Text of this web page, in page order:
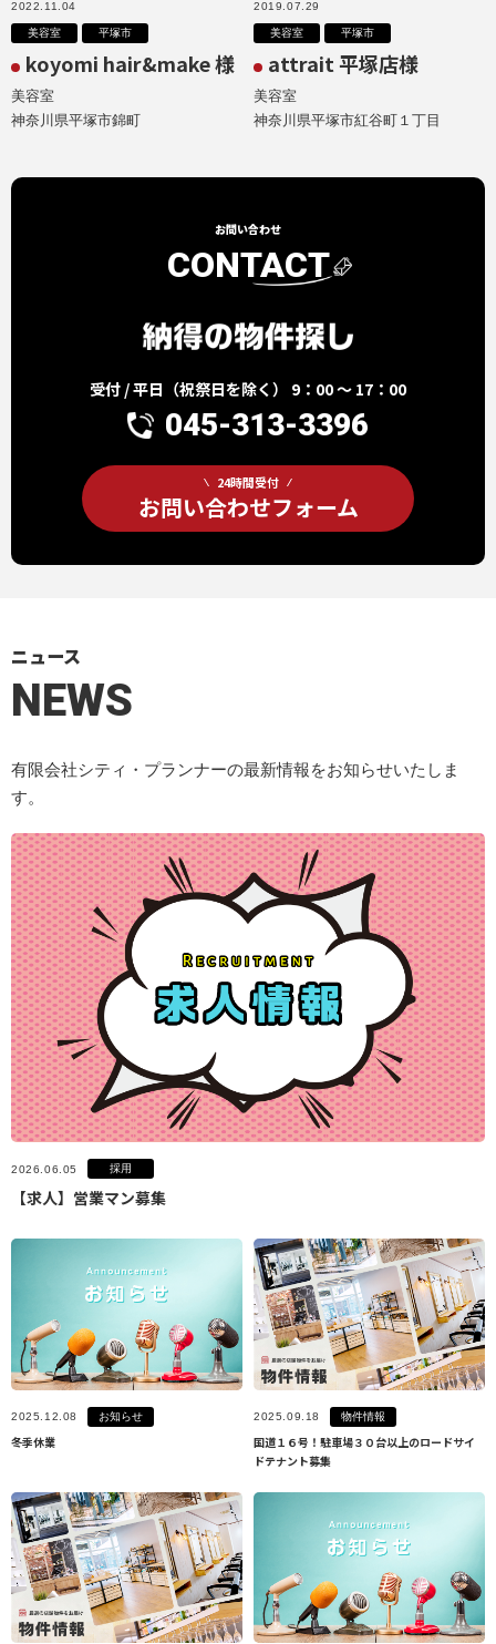
2022.11.04
美容室 平塚市
koyomi hair&make 様
美容室
神奈川県平塚市錦町
2019.07.29
美容室 平塚市
attrait 平塚店様
美容室
神奈川県平塚市紅谷町１丁目
お問い合わせ
CONTACT
受付 / 平日（祝祭日を除く） 9：00 ～ 17：00
045-313-3396
24時間受付
お問い合わせフォーム
ニュース
NEWS
有限会社シティ・プランナーの最新情報をお知らせいたしま
す。
2026.06.05 採用
【求人】営業マン募集
2025.12.08 お知らせ
冬季休業
2025.09.18 物件情報
国道１６号！駐車場３０台以上のロードサイ
ドテナント募集